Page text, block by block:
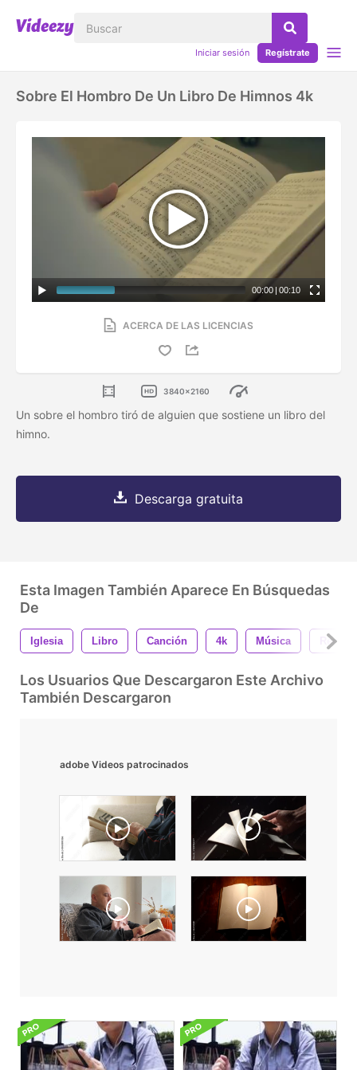
Iniciar sesión Regístrate
Sobre El Hombro De Un Libro De Himnos 4k
00:00 | 00:10
ACERCA DE LAS LICENCIAS
3840x2160
Un sobre el hombro tiró de alguien que sostiene un libro del
himno.
Descarga gratuita
Esta Imagen También Aparece En Búsquedas
De
Iglesia Libro Canción 4k Música
Los Usuarios Que Descargaron Este Archivo
También Descargaron
adobe Videos patrocinados